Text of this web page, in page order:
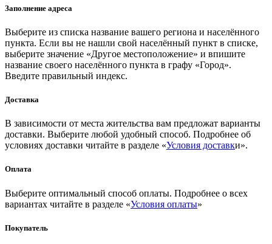
Заполнение адреса
Выберите из списка название вашего региона и населённого
пункта. Если вы не нашли свой населённый пункт в списке,
выберите значение «Другое местоположение» и впишите
название своего населённого пункта в графу «Город».
Введите правильный индекс.
Доставка
В зависимости от места жительства вам предложат варианты
доставки. Выберите любой удобный способ. Подробнее об
условиях доставки читайте в разделе «Условия доставки».
Оплата
Выберите оптимальный способ оплаты. Подробнее о всех
вариантах читайте в разделе «Условия оплаты»
Покупатель